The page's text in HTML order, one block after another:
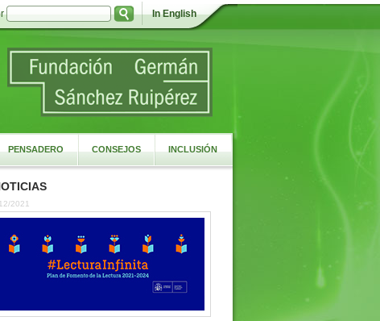
In English
PENSADERO CONSEJOS INCLUSIÓN
2021